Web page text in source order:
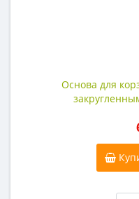
Основа для